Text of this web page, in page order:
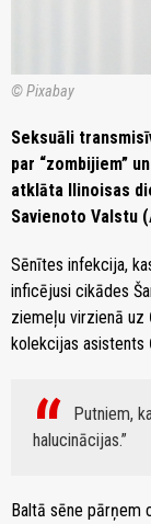
© Pixabay
Seksuāli
par “zombijiem”
atklāta Ilinoisas
Savienoto Valstu
Sēnītes infekcija,
inficējusi cikādes
ziemeļu virzienā uz
kolekcijas asistents
Putniem,
halucinācijas.
Baltā sēne pārņem